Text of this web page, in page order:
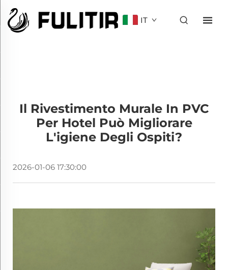
IT
Il Rivestimento Murale In PVC
Per Hotel Può Migliorare
L'igiene Degli Ospiti?
2026-01-06 17:30:00